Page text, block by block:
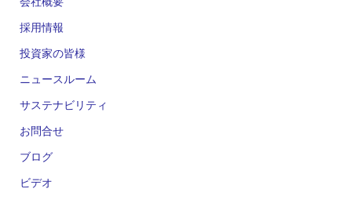
採用情報
投資家の皆様
ニュースルーム
サステナビリティ
お問合せ
ブログ
ビデオ